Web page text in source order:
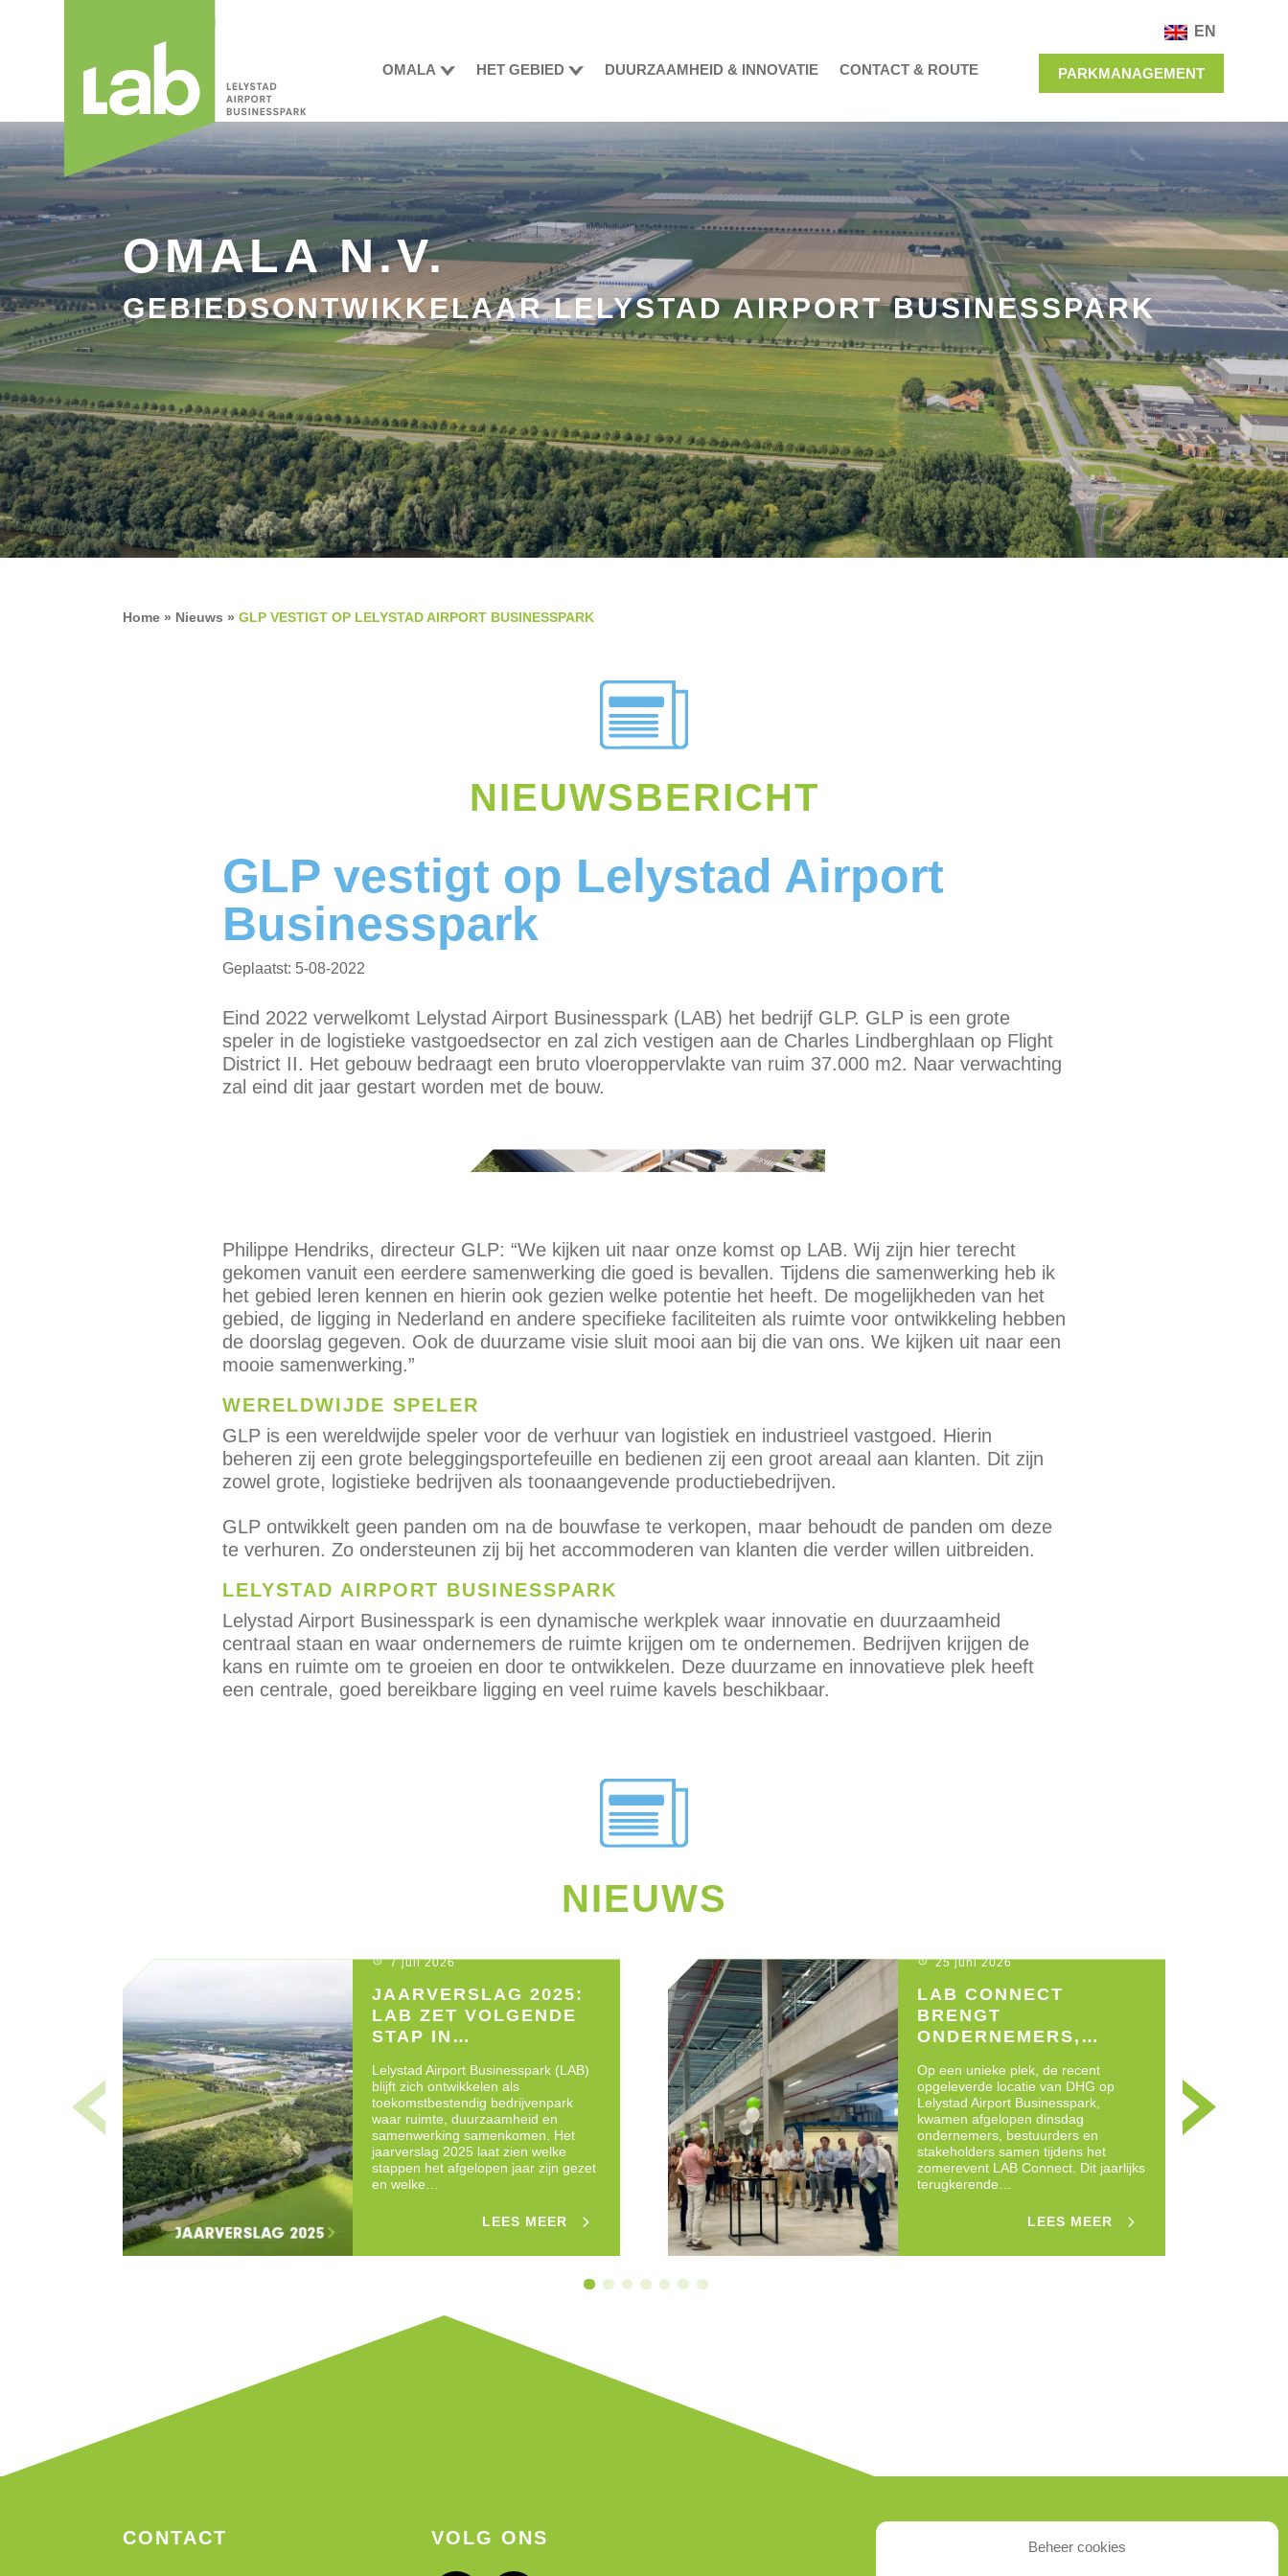
Beheer cookies
EN
OMALA HET GEBIED DUURZAAMHEID & INNOVATIE CONTACT & ROUTE PARKMANAGEMENT
OMALA N.V.
GEBIEDSONTWIKKELAAR LELYSTAD AIRPORT BUSINESSPARK
Home » Nieuws » GLP VESTIGT OP LELYSTAD AIRPORT BUSINESSPARK
NIEUWSBERICHT
GLP vestigt op Lelystad Airport
Businesspark
5-08-2022
Eind 2022 verwelkomt Lelystad Airport Businesspark (LAB) het bedrijf GLP. GLP is een grote
speler in de logistieke vastgoedsector en zal zich vestigen aan de Charles Lindberghlaan op Flight
District II. Het gebouw bedraagt een bruto vloeroppervlakte van ruim 37.000 m2. Naar verwachting
zal eind dit jaar gestart worden met de bouw.
Philippe Hendriks, directeur GLP: “We kijken uit naar onze komst op LAB. Wij zijn hier terecht
gekomen vanuit een eerdere samenwerking die goed is bevallen. Tijdens die samenwerking heb ik
het gebied leren kennen en hierin ook gezien welke potentie het heeft. De mogelijkheden van het
gebied, de ligging in Nederland en andere specifieke faciliteiten als ruimte voor ontwikkeling hebben
de doorslag gegeven. Ook de duurzame visie sluit mooi aan bij die van ons. We kijken uit naar een
mooie samenwerking.”
WERELDWIJDE SPELER
GLP is een wereldwijde speler voor de verhuur van logistiek en industrieel vastgoed. Hierin
beheren zij een grote beleggingsportefeuille en bedienen zij een groot areaal aan klanten. Dit zijn
zowel grote, logistieke bedrijven als toonaangevende productiebedrijven.
GLP ontwikkelt geen panden om na de bouwfase te verkopen, maar behoudt de panden om deze
te verhuren. Zo ondersteunen zij bij het accommoderen van klanten die verder willen uitbreiden.
LELYSTAD AIRPORT BUSINESSPARK
Lelystad Airport Businesspark is een dynamische werkplek waar innovatie en duurzaamheid
centraal staan en waar ondernemers de ruimte krijgen om te ondernemen. Bedrijven krijgen de
kans en ruimte om te groeien en door te ontwikkelen. Deze duurzame en innovatieve plek heeft
een centrale, goed bereikbare ligging en veel ruime kavels beschikbaar.
NIEUWS
JAARVERSLAG 2025:
LAB ZET VOLGENDE
STAP IN
7 juli 2026
Lelystad Airport Businesspark (LAB)
blijft zich ontwikkelen als
toekomstbestendig bedrijvenpark
waar ruimte, duurzaamheid en
samenwerking samenkomen. Het
jaarverslag 2025 laat zien welke
stappen het afgelopen jaar zijn gezet
en welke…
LEES MEER
LAB CONNECT
BRENGT
ONDERNEMERS,
PARTNERS SAMEN
25 juni 2026
Op een unieke plek, de recent
opgeleverde locatie van DHG op
Lelystad Airport Businesspark,
kwamen afgelopen dinsdag
ondernemers, bestuurders en
stakeholders samen tijdens het
zomerevent LAB Connect. Dit jaarlijks
terugkerende…
LEES MEER
CONTACT VOLG ONS